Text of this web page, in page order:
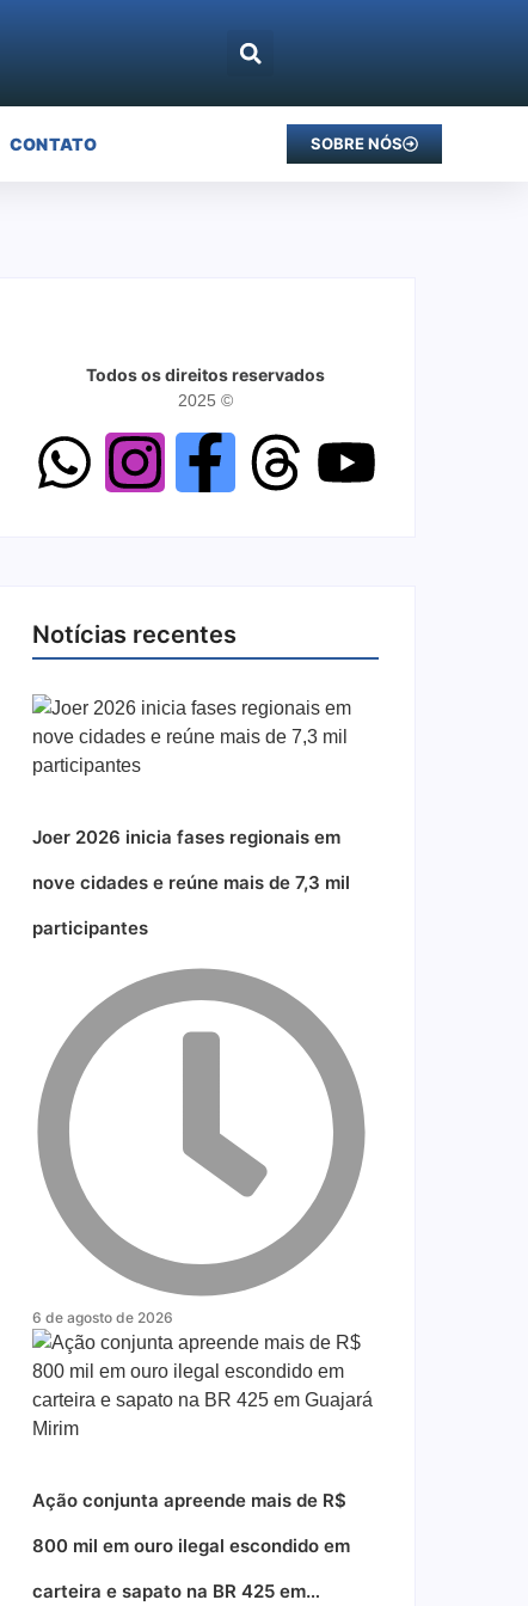
CONTATO SOBRE NÓS
Todos os direitos reservados
2025 ©
Notícias recentes
Joer 2026 inicia fases regionais em
nove cidades e reúne mais de 7,3 mil
participantes
6 de agosto de 2026
Ação conjunta apreende mais de R$
800 mil em ouro ilegal escondido em
carteira e sapato na BR 425 em…